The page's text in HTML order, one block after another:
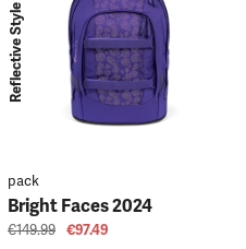
Reflective Style
pack
Bright Faces 2024
€149.99 €97.49